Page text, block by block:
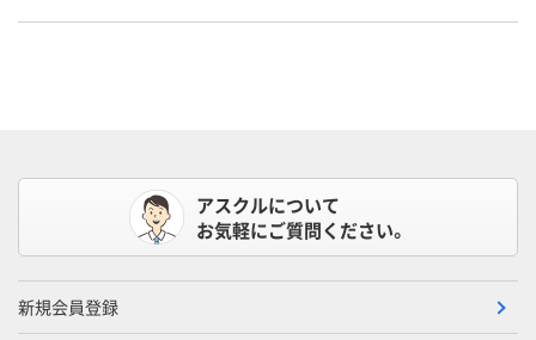
アスクルについて
お気軽にご質問ください。
新規会員登録